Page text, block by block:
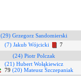
(29) Grzegorz Sandomierski
(7) Jakub Wójcicki
7
(24) Piotr Polczak
(21) Hubert Wołąkiewicz
79 (20) Mateusz Szczepaniak